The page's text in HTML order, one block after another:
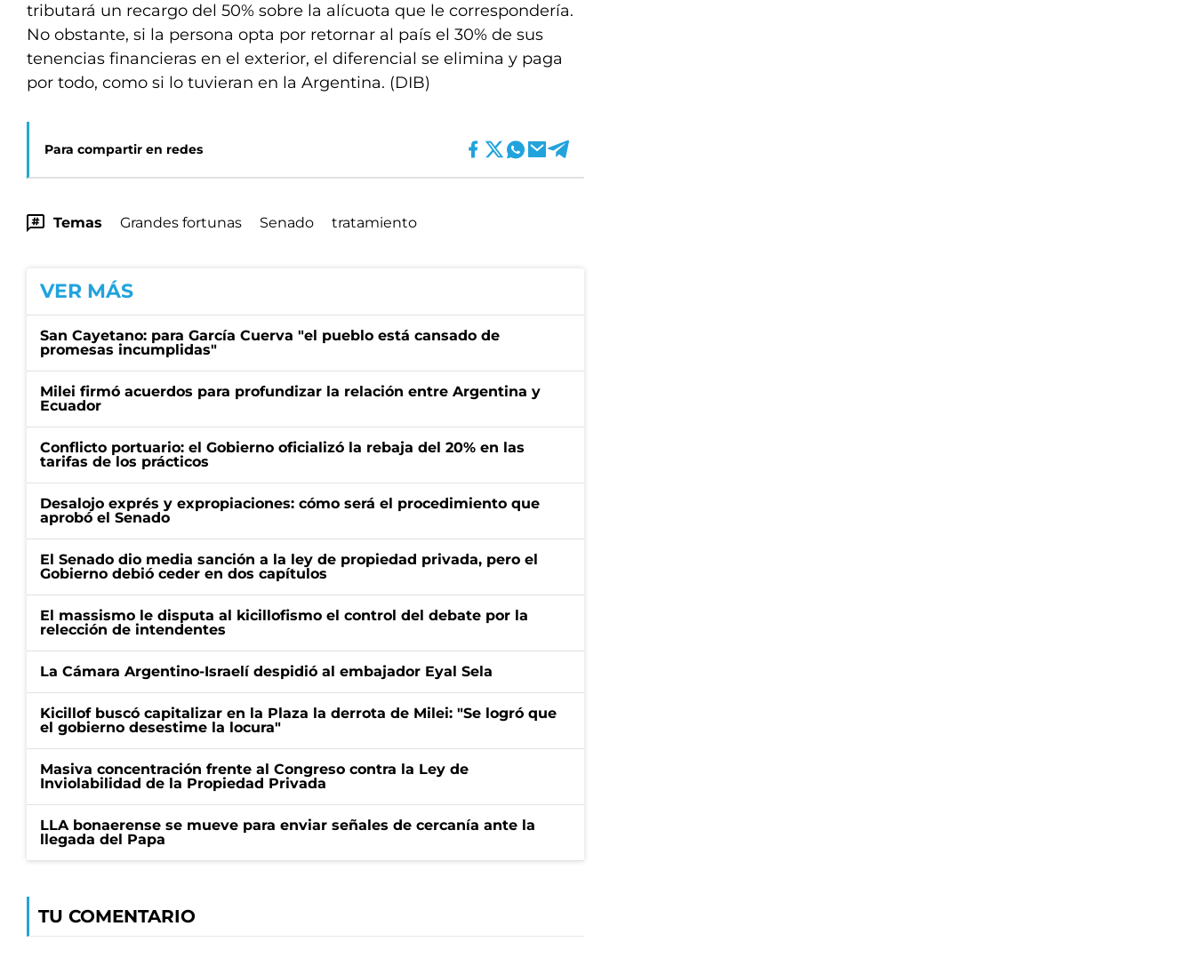
tributará un recargo del 50% sobre la alícuota que le correspondería.
No obstante, si la persona opta por retornar al país el 30% de sus
tenencias financieras en el exterior, el diferencial se elimina y paga
por todo, como si lo tuvieran en la Argentina. (DIB)
Para compartir en redes
Temas Grandes fortunas Senado tratamiento
VER MÁS
San Cayetano: para García Cuerva "el pueblo está cansado de
promesas incumplidas"
Milei firmó acuerdos para profundizar la relación entre Argentina y
Ecuador
Conflicto portuario: el Gobierno oficializó la rebaja del 20% en las
tarifas de los prácticos
Desalojo exprés y expropiaciones: cómo será el procedimiento que
aprobó el Senado
El Senado dio media sanción a la ley de propiedad privada, pero el
Gobierno debió ceder en dos capítulos
El massismo le disputa al kicillofismo el control del debate por la
relección de intendentes
La Cámara Argentino-Israelí despidió al embajador Eyal Sela
Kicillof buscó capitalizar en la Plaza la derrota de Milei: "Se logró que
el gobierno desestime la locura"
Masiva concentración frente al Congreso contra la Ley de
Inviolabilidad de la Propiedad Privada
LLA bonaerense se mueve para enviar señales de cercanía ante la
llegada del Papa
TU COMENTARIO